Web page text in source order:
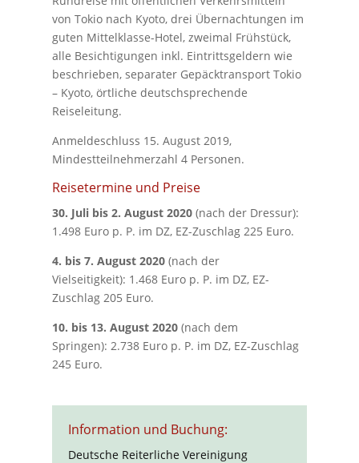
von Tokio nach Kyoto, drei Übernachtungen im
guten Mittelklasse-Hotel, zweimal Frühstück,
alle Besichtigungen inkl. Eintrittsgeldern wie
beschrieben, separater Gepäcktransport Tokio
– Kyoto, örtliche deutschsprechende
Reiseleitung.
Anmeldeschluss 15. August 2019,
Mindestteilnehmerzahl 4 Personen.
Reisetermine und Preise
30. Juli bis 2. August 2020(nach der Dressur):
1.498 Euro p. P. im DZ, EZ-Zuschlag 225 Euro.
4. bis 7. August 2020(nach der
Vielseitigkeit): 1.468 Euro p. P. im DZ, EZ-
Zuschlag 205 Euro.
10. bis 13. August 2020(nach dem
Springen): 2.738 Euro p. P. im DZ, EZ-Zuschlag
245 Euro.
Information und Buchung:
Deutsche Reiterliche Vereinigung